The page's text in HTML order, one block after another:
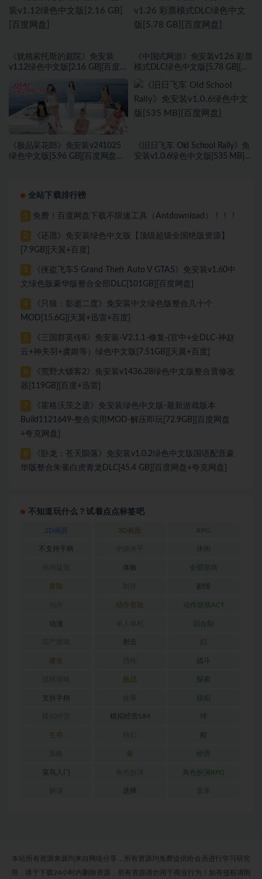
《犹格索托斯的庭院》免安装
v1.12绿色中文版[2.16 GB][百度网
《中国式网游》免安装v1.26 彩票
模式DLC绿色中文版[5.78 GB][百
《极品采花郎》免安装v241025
绿色中文版[5.96 GB][百度网盘
《旧日飞车 Old School Rally》免
安装v1.0.6绿色中文版[535 MB]
全站下载排行榜
1 免费！百度网盘下载不限速工具（Antdownload）！！！
2
《还愿》免安装绿色中文版【顶级超级全国绝版资源】
[7.9GB][天翼+百度]
3
《侠盗飞车5 Grand Theft Auto V GTA5》免安装v1.60中
文绿色版豪华版整合全部DLC[101GB][百度网盘]
4
《只狼：影逝二度》免安装中文绿色版整合几十个
MOD[15.6G][天翼+迅雷+百度]
5
《三国群英传8》免安装-V2.1.1-修复-(官中+全DLC-神赵
云+神关羽+虞姬等）绿色中文版[7.51GB][天翼+百度]
6
《荒野大镖客2》免安装v1436.28绿色中文版整合置修改
器[119GB][百度+迅雷]
7
《霍格沃茨之遗》免安装绿色中文版-最新游戏版本
Build1121649-整合实用MOD-解压即玩[72.9GB][百度网盘
+夸克网盘]
8
《卧龙：苍天陨落》免安装v1.0.2绿色中文版国语配音豪
华版整合朱雀白虎青龙DLC[45.4 GB][百度网盘+夸克网盘]
不知道玩什么？试着点点标签吧
2D画面 3D画面 RPG
不支持手柄 休闲
体验 全部游戏
冒险 剧情
动作冒险 动作游戏ACT
动漫 回合制
射击 幻
建造 战斗
挑战 探索
支持手柄 模拟
模拟经营SIM 球
生存 程
索 经营
菜鸟入门 角色扮演RPG
选择 音乐
本站所有资源来源均来自网络分享，所有资源均免费提供给会员进行学习研究
用，请于下载24小时内删除资源，所有资源请勿用于商业行为！如有侵权请附